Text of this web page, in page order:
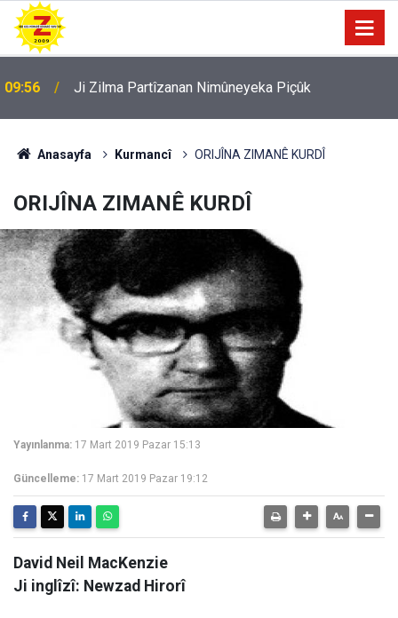
09:56 Ji Zilma Partîzanan Nimûneyeka Piçûk
Anasayfa Kurmancî ORIJÎNA ZIMANÊ KURDÎ
ORIJÎNA ZIMANÊ KURDÎ
Yayınlanma: 17 Mart 2019 Pazar 15:13
Güncelleme: 17 Mart 2019 Pazar 19:12
David Neil MacKenzie
Ji inglîzî: Newzad Hirorî